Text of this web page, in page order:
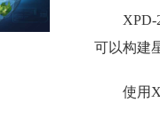
XPD-
可以构建
使用